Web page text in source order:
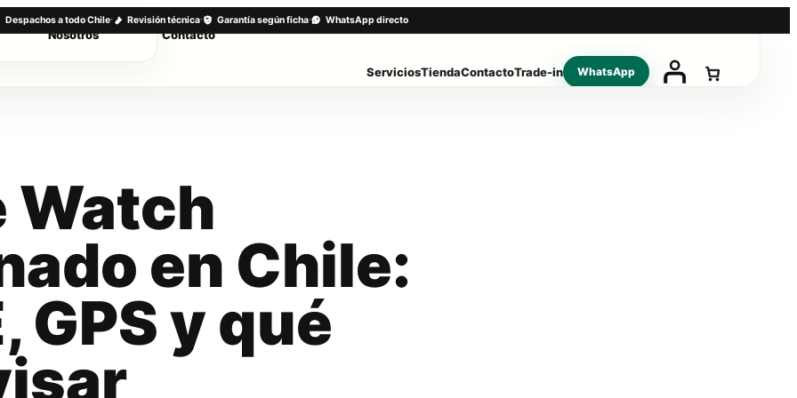
Despachos a todo Chile· Revisión técnica· Garantía según ficha· WhatsApp directo
ServiciosTiendaContactoTrade-in WhatsApp
Nosotros Contacto
Watch
en Chile:
GPS y qué